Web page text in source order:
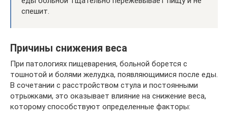
спешит.
Причины снижения веса
При патологиях пищеварения, больной борется с
тошнотой и болями желудка, появляющимися после еды.
В сочетании с расстройством стула и постоянными
отрыжками, это оказывает влияние на снижение веса,
которому способствуют определенные факторы: